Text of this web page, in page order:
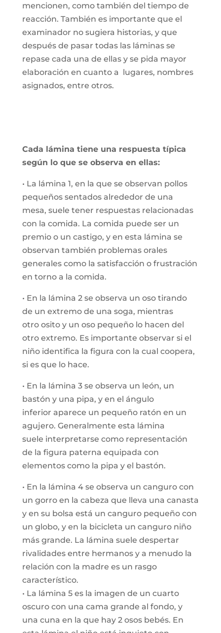
mencionen, como también del tiempo de
reacción. También es importante que el
examinador no sugiera historias, y que
después de pasar todas las láminas se
repase cada una de ellas y se pida mayor
elaboración en cuanto a lugares, nombres
asignados, entre otros.
Cada lámina tiene una respuesta típica
según lo que se observa en ellas:
• La lámina 1, en la que se observan pollos
pequeños sentados alrededor de una
mesa, suele tener respuestas relacionadas
con la comida. La comida puede ser un
premio o un castigo, y en esta lámina se
observan también problemas orales
generales como la satisfacción o frustración
en torno a la comida.
• En la lámina 2 se observa un oso tirando
de un extremo de una soga, mientras
otro osito y un oso pequeño lo hacen del
otro extremo. Es importante observar si el
niño identifica la figura con la cual coopera,
si es que lo hace.
• En la lámina 3 se observa un león, un
bastón y una pipa, y en el ángulo
inferior aparece un pequeño ratón en un
agujero. Generalmente esta lámina
suele interpretarse como representación
de la figura paterna equipada con
elementos como la pipa y el bastón.
• En la lámina 4 se observa un canguro con
un gorro en la cabeza que lleva una canasta
y en su bolsa está un canguro pequeño con
un globo, y en la bicicleta un canguro niño
más grande. La lámina suele despertar
rivalidades entre hermanos y a menudo la
relación con la madre es un rasgo
característico.
• La lámina 5 es la imagen de un cuarto
oscuro con una cama grande al fondo, y
una cuna en la que hay 2 osos bebés. En